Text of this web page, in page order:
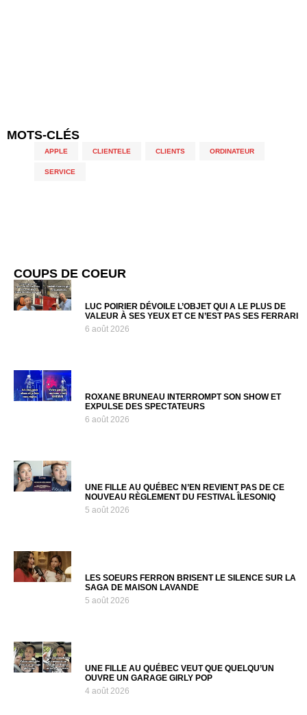
MOTS-CLÉS
APPLE CLIENTELE CLIENTS ORDINATEUR
SERVICE
COUPS DE COEUR
LUC POIRIER DÉVOILE L’OBJET QUI A LE PLUS DE
VALEUR À SES YEUX ET CE N’EST PAS SES FERRARI
6 août 2026
ROXANE BRUNEAU INTERROMPT SON SHOW ET
EXPULSE DES SPECTATEURS
6 août 2026
UNE FILLE AU QUÉBEC N’EN REVIENT PAS DE CE
NOUVEAU RÈGLEMENT DU FESTIVAL ÎLESONIQ
5 août 2026
LES SOEURS FERRON BRISENT LE SILENCE SUR LA
SAGA DE MAISON LAVANDE
5 août 2026
UNE FILLE AU QUÉBEC VEUT QUE QUELQU’UN
OUVRE UN GARAGE GIRLY POP
4 août 2026